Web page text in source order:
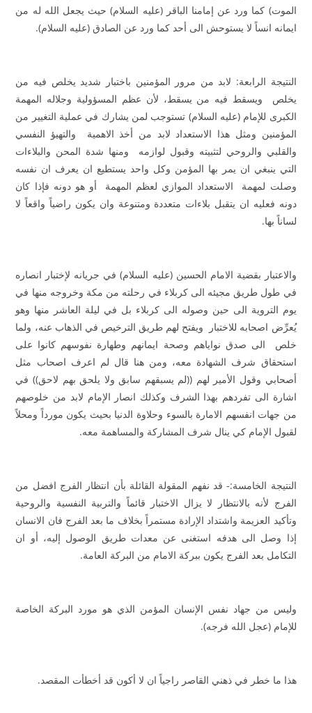
الموت) كما ورد عن إمامنا الباقر (عليه السلام) حيث يجعل الله له من
ايمانه انساً لا يستوحش الى أحد كما ورد عن الصادق (عليه السلام).
النتيجة الرابعة: لابد من مرور المؤمنين باختبار شديد يخلص فيه من
يخلص ويسقط فيه من يسقط، لأن عظم المسؤولية وجلاله المهمة
الكبرى للإمام (عليه السلام) تستوجب لمن يشارك في عملية التغيير من
المؤمنين ومثل هذا الاستعداد لابد من أخذ الاهمية والتهيؤ النفسي
والقلبي والروحي لتثبيته وقبول لوازمه ومنها شدة المحن والبلاءات
التي ينبغي ان يمر بها المؤمن وكل واحد يستطيع ان يعرف ان نفسه
وصلت لمهمة الاستعداد الموازي لعظم المهمة أو هو دونه فإذا كان
دونه فعليه ان يتقبل بلاءات متعددة ومتنوعة وان يكون راضياً واقعاً لا
لساناً بها.
والاعتبار بقضية الامام الحسين (عليه السلام) في جريانه لإختبار انصاره
في طول طريق مجيئه الى كربلاء في رحلته من مكة وخروجه منها في
يوم التروية الى حين وصوله الى كربلاء بل في ليلة العاشر منها وهو
يُعرِّض اصحابه للاختبار ويفتح لهم طريق الترخيص في الذهاب عنه، ولما
خلص الى صدق نواياهم وصحة ايمانهم وطهارة نفوسهم كانوا على
استحقاق شرف الشهادة معه، ومن هنا قال لم اعرف اصحاب مثل
أصحابي وقول الأمير لهم ((لم يسبقهم سابق ولا يلحق بهم لاحق)) في
اشارة الى تفردهم بهذا الشرف وكذلك انصار الإمام لابد من خلوصهم
من جهات انفسهم الامارة بالسوء وحلاوة الدنيا بحيث يكون مورداً ومحلاً
لقبول الإمام كي ينال شرف المشاركة والمساهمة معه.
النتيجة الخامسة:- قد نفهم المقولة القائلة بأن انتظار الفرج افضل من
الفرج لأنه بالانتظار لا يزال الاختبار قائماً والتربية النفسية والروحية
وتأكيد العزيمة واشتداد الإرادة مستمراً بخلاف ما بعد الفرج فان الانسان
إذا وصل الى هدفه استغنى عن معدات طريق الوصول إليه، أو ان
التكامل بعد الفرج يكون ببركة الامام من البركة العامة.
وليس من جهاد نفس الإنسان المؤمن الذي هو مورد البركة الخاصة
للإمام (عجل الله فرجه).
هذا ما خطر في ذهني القاصر راجياً ان لا أكون قد أخطأت المقصد.